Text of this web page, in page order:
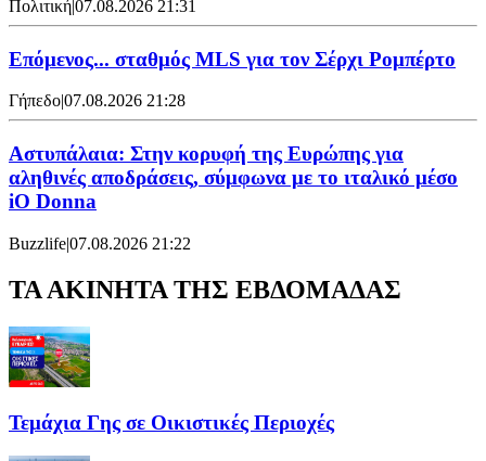
Πολιτική|07.08.2026 21:31
Επόμενος... σταθμός MLS για τον Σέρχι Ρομπέρτο
Γήπεδο|07.08.2026 21:28
Αστυπάλαια: Στην κορυφή της Ευρώπης για
αληθινές αποδράσεις, σύμφωνα με το ιταλικό μέσο
iO Donna
Buzzlife|07.08.2026 21:22
ΤΑ ΑΚΙΝΗΤΑ ΤΗΣ ΕΒΔΟΜΑΔΑΣ
Τεμάχια Γης σε Οικιστικές Περιοχές